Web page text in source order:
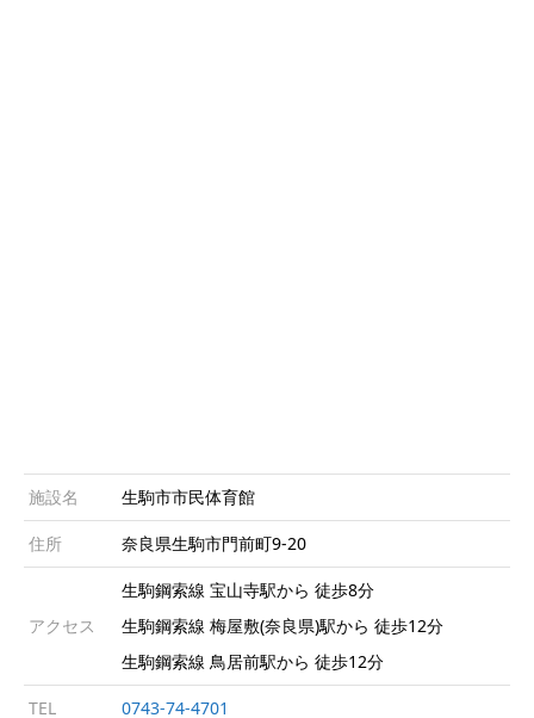
施設名 生駒市市民体育館
住所 奈良県生駒市門前町9-20
アクセス
生駒鋼索線 宝山寺駅から 徒歩8分
生駒鋼索線 梅屋敷(奈良県)駅から 徒歩12分
生駒鋼索線 鳥居前駅から 徒歩12分
TEL 0743-74-4701